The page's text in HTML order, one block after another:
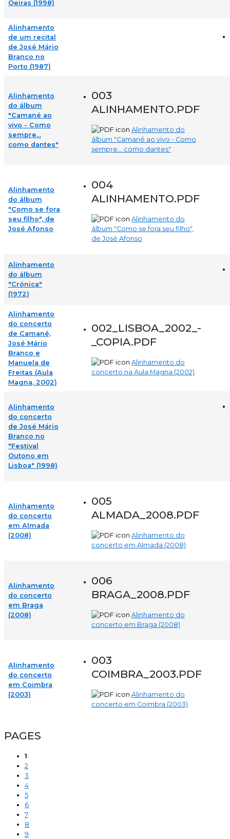
Oeiras (1998)
Alinhamento
de um recital
de José Mário
Branco no
Porto (1987)
Alinhamento
do álbum
"Camané ao
vivo - Como
sempre...
como dantes"
003
ALINHAMENTO.PDF
Alinhamento do
álbum "Camané ao vivo - Como
sempre... como dantes"
Alinhamento
do álbum
"Como se fora
seu filho", de
José Afonso
004
ALINHAMENTO.PDF
Alinhamento do
álbum "Como se fora seu filho",
de José Afonso
Alinhamento
do álbum
"Crónica"
(1972)
Alinhamento
do concerto
de Camané,
José Mário
Branco e
Manuela de
Freitas (Aula
Magna, 2002)
002_LISBOA_2002_-
_COPIA.PDF
Alinhamento do
concerto na Aula Magna (2002)
Alinhamento
do concerto
de José Mário
Branco no
"Festival
Outono em
Lisboa" (1998)
Alinhamento
do concerto
em Almada
(2008)
005
ALMADA_2008.PDF
Alinhamento do
concerto em Almada (2008)
Alinhamento
do concerto
em Braga
(2008)
006
BRAGA_2008.PDF
Alinhamento do
concerto em Braga (2008)
Alinhamento
do concerto
em Coimbra
(2003)
003
COIMBRA_2003.PDF
Alinhamento do
concerto em Coimbra (2003)
PAGES
1
2
3
4
5
6
7
8
9